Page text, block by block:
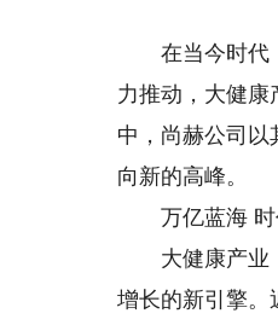
在当今时代，
力推动，大健康
中，尚赫公司以
向新的高峰。
万亿蓝海 时
大健康产业，
增长的新引擎。